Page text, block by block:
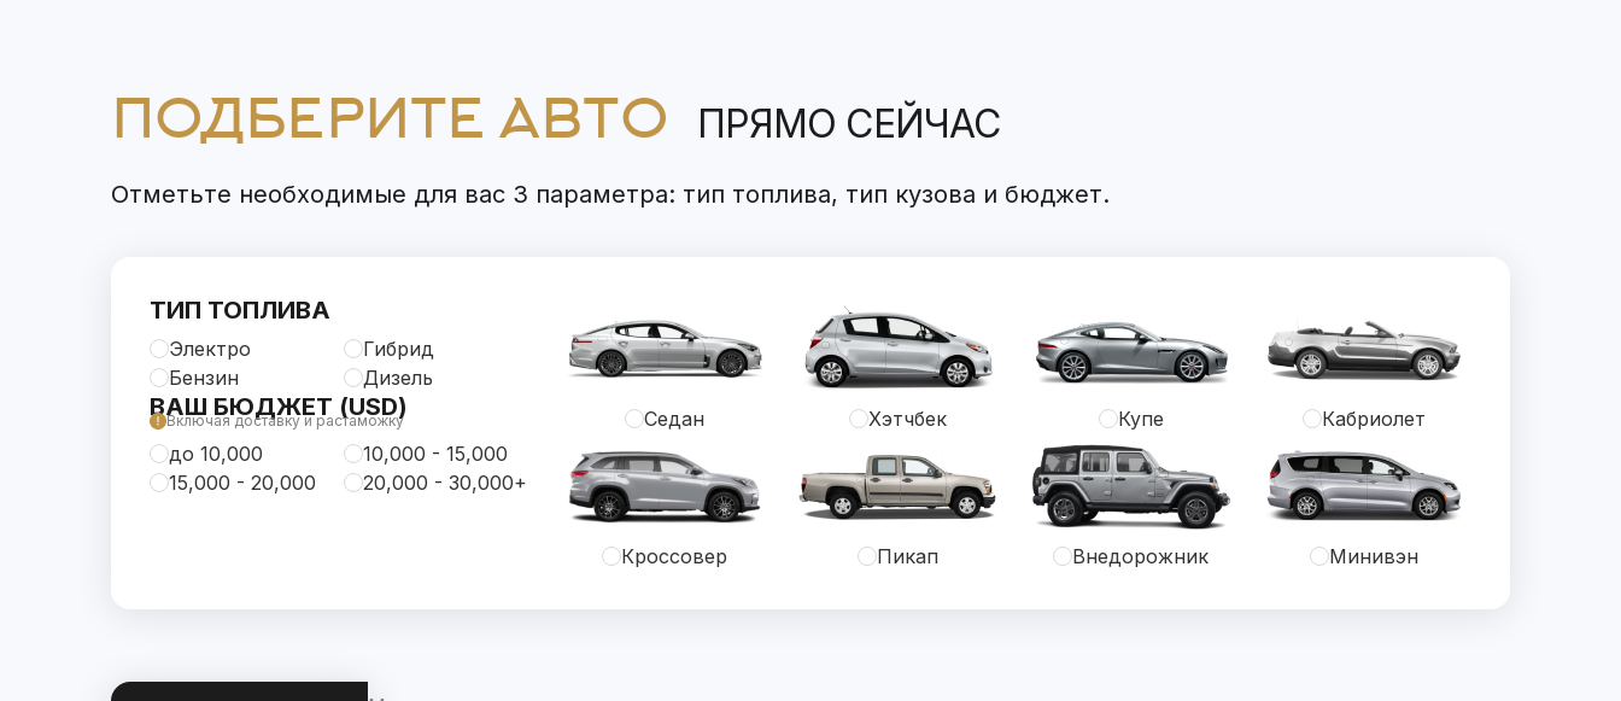
ПОДБЕРИТЕ АВТО ПРЯМО СЕЙЧАС
Отметьте необходимые для вас 3 параметра: тип топлива, тип кузова и бюджет.
ТИП ТОПЛИВА
Электро
Гибрид
Бензин
Дизель
ВАШ БЮДЖЕТ (USD)
Включая доставку и растаможку
до 10,000
10,000 - 15,000
15,000 - 20,000
20,000 - 30,000+
Седан Хэтчбек Купе Кабриолет
Кроссовер Пикап Внедорожник Минивэн